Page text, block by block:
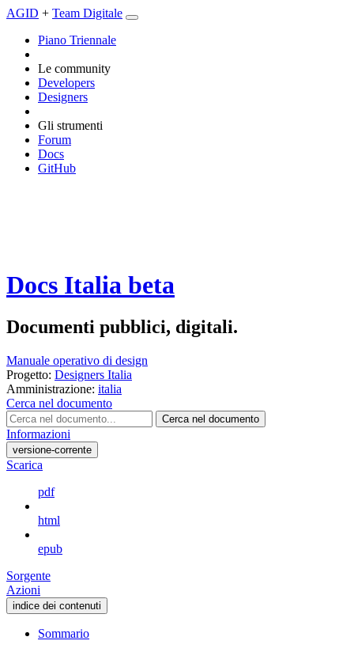
AGID + Team Digitale
Piano Triennale
Le community
Developers
Designers
Gli strumenti
Forum
Docs
GitHub
Docs Italia beta
Documenti pubblici, digitali.
Manuale operativo di design
Progetto: Designers Italia
Amministrazione: italia
Cerca nel documento
Cerca nel documento
Informazioni
versione-corrente
Scarica
pdf
html
epub
Sorgente
Azioni
indice dei contenuti
Sommario